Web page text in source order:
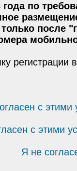
по
после
регистрации
с
с этими
Я не